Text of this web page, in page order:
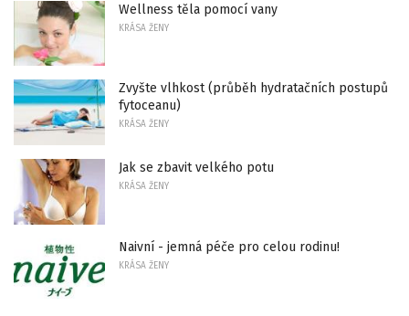
Wellness těla pomocí vany
KRÁSA ŽENY
Zvyšte vlhkost (průběh hydratačních postupů
fytoceanu)
KRÁSA ŽENY
Jak se zbavit velkého potu
KRÁSA ŽENY
Naivní - jemná péče pro celou rodinu!
KRÁSA ŽENY